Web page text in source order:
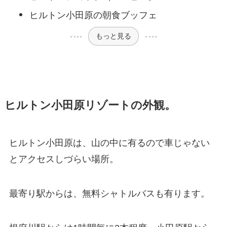
ヒルトン小田原の朝食ブッフェ
もっと見る
ヒルトン小田原リゾートの外観。
ヒルトン小田原は、山の中に有るので車じゃない
とアクセスしづらい場所。
最寄り駅からは、無料シャトルバスも有ります。